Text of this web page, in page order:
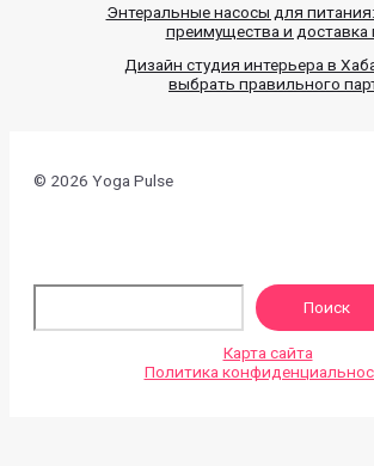
Энтеральные насосы для
преимущества и
Дизайн студия интерьера в
выбрать правильного
© 2026 Yoga Pulse
Поиск
Карта сайта
Политика